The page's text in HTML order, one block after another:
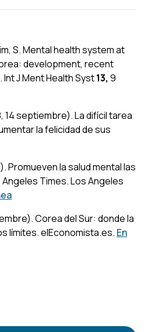
S. Mental health system at
development, recent
Int J Ment Health Syst13, 9
14 septiembre).La difícil tarea
la felicidad de sus
Promueven la salud mental las
Times. Los Angeles
Corea del Sur: donde la
límites. elEconomista.es. En